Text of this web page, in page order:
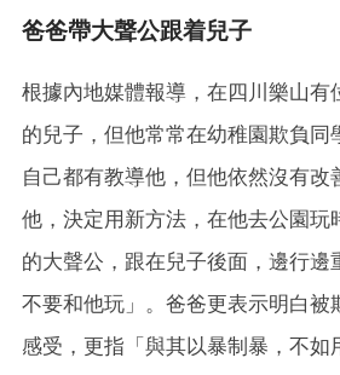
爸爸帶大聲公跟着兒子
根據內地媒體報導，在四川樂山有
的兒子，但他常常在幼稚園欺負同
自己都有教導他，但他依然沒有改
他，決定用新方法，在他去公園玩
的大聲公，跟在兒子後面，邊行邊
不要和他玩」。爸爸更表示明白被
感受，更指「與其以暴制暴，不如